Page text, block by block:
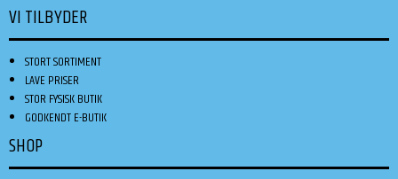
VI TILBYDER
STORT SORTIMENT
LAVE PRISER
STOR FYSISK BUTIK
GODKENDT E-BUTIK
SHOP